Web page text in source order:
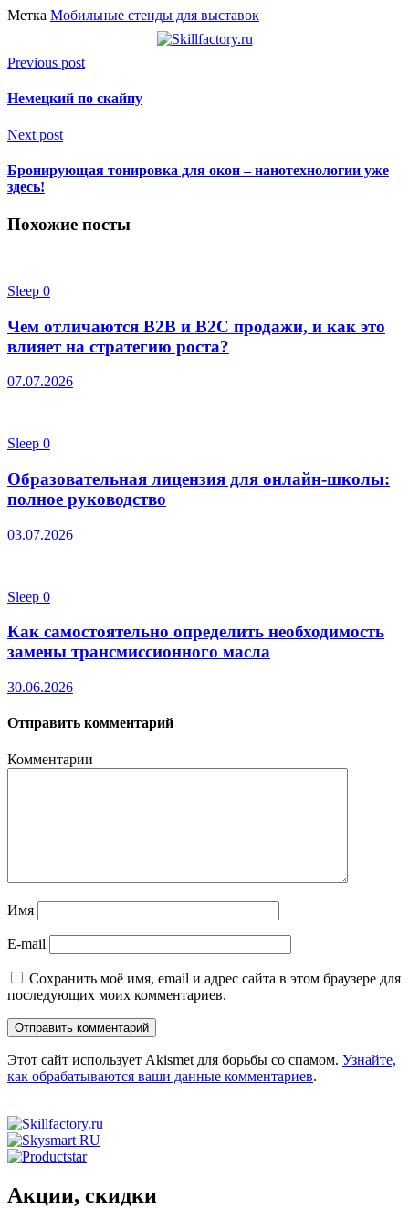
Метка Мобильные стенды для выставок
Previous post
Немецкий по скайпу
Next post
Бронирующая тонировка для окон – нанотехнологии уже
здесь!
Похожие посты
Sleep 0
Чем отличаются B2B и B2C продажи, и как это
влияет на стратегию роста?
07.07.2026
Sleep 0
Образовательная лицензия для онлайн-школы:
полное руководство
03.07.2026
Sleep 0
Как самостоятельно определить необходимость
замены трансмиссионного масла
30.06.2026
Отправить комментарий
Комментарии
Имя
E-mail
Сохранить моё имя, email и адрес сайта в этом браузере для
последующих моих комментариев.
Этот сайт использует Akismet для борьбы со спамом. Узнайте,
как обрабатываются ваши данные комментариев.
Акции, скидки